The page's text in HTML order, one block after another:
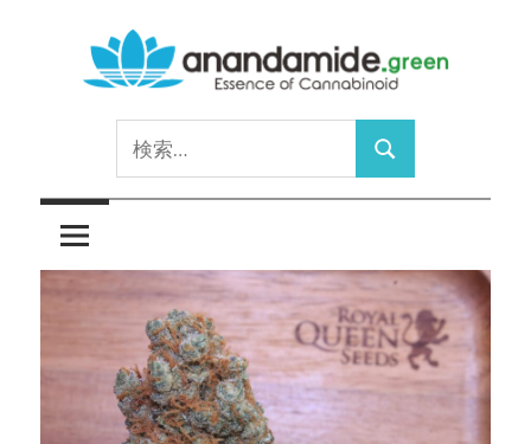
anandamide.green
Cannabinoid
索:
検
索